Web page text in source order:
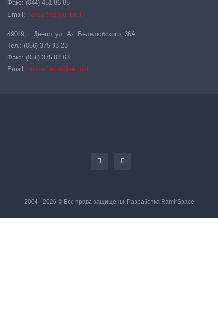
Факс: (044) 451-86-85
Email: hansa-flex@ukr.net
49019, г. Днепр, ул. Ак. Белелюбского, 36А
Тел.: (056) 375-93-23
Факс: (056) 375-93-63
Email: hansa-flexdn@ukr.net
2004 - 2026 © Все права защищены. Разработка RamirSpace